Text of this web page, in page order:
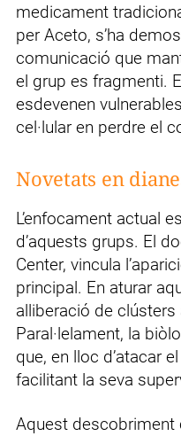
medicament
per Aceto, s’ha
comunicació que
el grup es fragmenti.
esdevenen
cel·lular en perdre el
Novetats en
L’enfocament actual
d’aquests grups. El
Center, vincula
principal. En aturar
alliberació de
Paral·lelament, la
que, en lloc d’atacar
facilitant la seva
Aquest descobriment